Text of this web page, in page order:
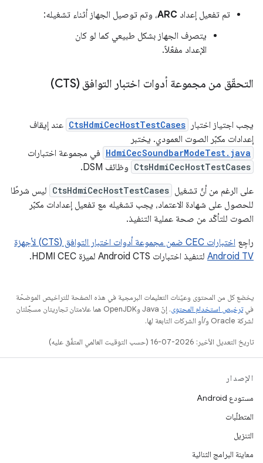
تم تفعيل إعداد ARC، وتم توصيل الجهاز أثناء تشغيله:
يتصرف الجهاز بشكل طبيعي كما لو كان
الإعداد مفعّلاً.
التحقّق من مجموعة أدوات اختبار التوافق (CTS)
يجب اجتياز اختبار CtsHdmiCecHostTestCases عند إيقاف
إعدادات مكبّر الصوت العمودي. يختبر
HdmiCecSoundbarModeTest.java في مجموعة اختبارات
CtsHdmiCecHostTestCases وظائف DSM.
على الرغم من أنّ تشغيل CtsHdmiCecHostTestCases ليس شرطًا
للحصول على شهادة الاعتماد، يجب تشغيله مع تفعيل إعدادات مكبّر
الصوت للتأكّد من صحة عملية التنفيذ.
راجِع
اختبارات CEC ضمن مجموعة أدوات اختبار التوافق (CTS) لأجهزة
Android TV لتنفيذ اختبارات Android CTS لميزة HDMI CEC.
يخضع كل من المحتوى وعيّنات التعليمات البرمجية في هذه الصفحة للتراخيص الموضحّة
فيترخيص استخدام المحتوى
. إنّ Java وOpenJDK هما علامتان تجاريتان مسجَّلتان
لشركة Oracle و/أو الشركات التابعة لها.
تاريخ التعديل الأخير: 2026-07-16 (حسب التوقيت العالمي المتفَّق عليه)
الإصدار
مستودع Android
المتطلّبات
التنزيل
معاينة البرامج الثنائية